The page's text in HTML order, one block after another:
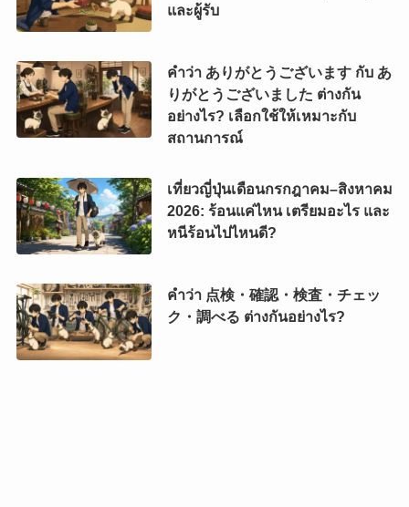
และผู้รับ
คำว่า ありがとうございます กับ あ
りがとうございました ต่างกัน
อย่างไร? เลือกใช้ให้เหมาะกับ
สถานการณ์
เที่ยวญี่ปุ่นเดือนกรกฎาคม–สิงหาคม
2026: ร้อนแค่ไหน เตรียมอะไร และ
หนีร้อนไปไหนดี?
คำว่า 点検・確認・検査・チェッ
ク・調べる ต่างกันอย่างไร?